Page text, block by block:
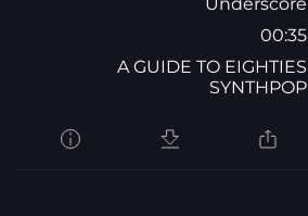
00:35
A GUIDE TO EIGHTIES
SYNTHPOP